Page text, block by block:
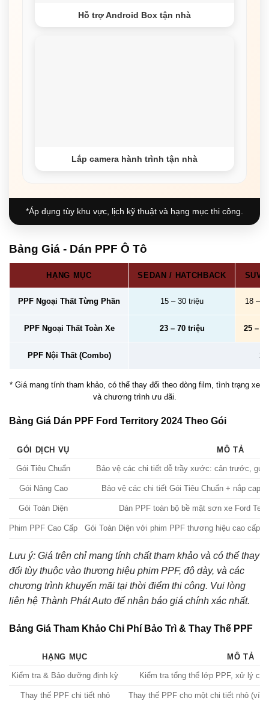
Hỗ trợ Android Box tận nhà
Lắp camera hành trình tận nhà
*Áp dụng tùy khu vực, lịch kỹ thuật và hạng mục thi công.
Bảng Giá - Dán PPF Ô Tô
HẠNG MỤC SEDAN / HATCHBACK SUV
PPF Ngoại Thất Từng Phần 15 – 30 triệu 18 –
PPF Ngoại Thất Toàn Xe 23 – 70 triệu 25 –
PPF Nội Thất (Combo) 2
* Giá mang tính tham khảo, có thể thay đổi theo dòng film, tình trạng xe
và chương trình ưu đãi.
Bảng Giá Dán PPF Ford Territory 2024 Theo Gói
GÓI DỊCH VỤ MÔ TẢ
Gói Tiêu Chuẩn Bảo vệ các chi tiết dễ trầy xước: cản trước,
Gói Nâng Cao Bảo vệ các chi tiết Gói Tiêu Chuẩn + nắp
Gói Toàn Diện Dán PPF toàn bộ bề mặt sơn xe Ford
Phim PPF Cao Cấp Gói Toàn Diện với phim PPF thương hiệu cao cấp,
Lưu ý: Giá trên chỉ mang tính chất tham khảo và có thể thay
đổi tùy thuộc vào thương hiệu phim PPF, độ dày, và các
chương trình khuyến mãi tại thời điểm thi công. Vui lòng
liên hệ Thành Phát Auto để nhận báo giá chính xác nhất.
Bảng Giá Tham Khảo Chi Phí Bảo Trì & Thay Thế PPF
HẠNG MỤC MÔ TẢ
Kiểm tra & Bảo dưỡng định kỳ Kiểm tra tổng thể lớp PPF, xử lý
Thay thế PPF chi tiết nhỏ Thay thế PPF cho một chi tiết nhỏ (ví